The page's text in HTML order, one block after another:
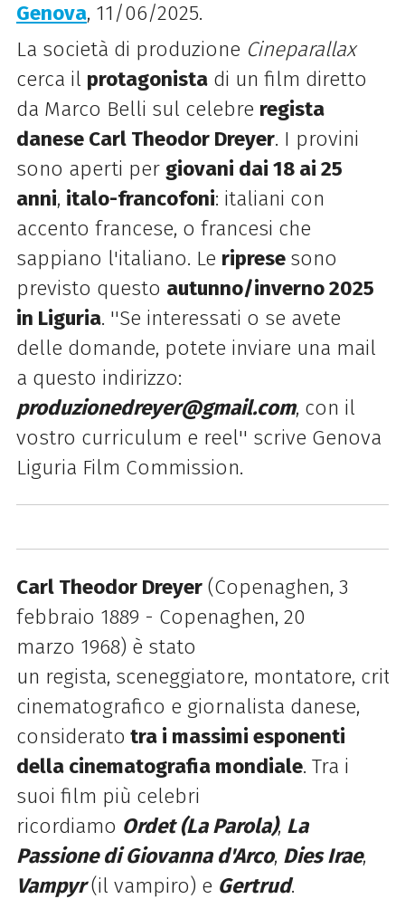
Genova, 11/06/2025.
La società di produzione Cineparallax
cerca il protagonistadi un film diretto
da Marco Belli sul celebre regista
danese Carl Theodor Dreyer. I provini
sono aperti per giovani dai 18 ai 25
anni, italo-francofoni: italiani con
accento francese, o francesi che
sappiano l'italiano. Le riprese sono
previsto questo autunno/inverno 2025
in Liguria. ''Se interessati o se avete
delle domande, potete inviare una mail
a questo indirizzo:
produzionedreyer@gmail.com, con il
vostro curriculum e reel'' scrive Genova
Liguria Film Commission.
Carl Theodor Dreyer (Copenaghen, 3
febbraio 1889 - Copenaghen, 20
marzo 1968) è stato
un regista, sceneggiatore, montatore,
cinematografico e giornalista danese,
considerato tra i massimi esponenti
della cinematografia mondiale. Tra i
suoi film più celebri
ricordiamo Ordet(La Parola), La
Passione di Giovanna d'Arco, Dies Irae,
Vampyr(il vampiro) e Gertrud.